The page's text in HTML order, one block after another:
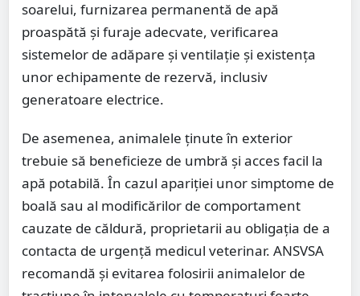
soarelui, furnizarea permanentă de apă
proaspătă și furaje adecvate, verificarea
sistemelor de adăpare și ventilație și existența
unor echipamente de rezervă, inclusiv
generatoare electrice.
De asemenea, animalele ținute în exterior
trebuie să beneficieze de umbră și acces facil la
apă potabilă. În cazul apariției unor simptome de
boală sau al modificărilor de comportament
cauzate de căldură, proprietarii au obligația de a
contacta de urgență medicul veterinar. ANSVSA
recomandă și evitarea folosirii animalelor de